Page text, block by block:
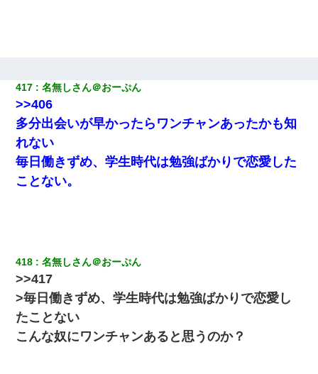
子供の頃、母の弟にイタズラされてて中学に入ってから関係を持
ってしまった。拒絶したら「全部バラしてやる」と脅迫されたの
で両親に全部話した。
彼女との行為を録画した結果→衝撃の事実が判明したｗｗｗｗｗ
ｗ
スマホを与えられて、中学卒業する頃にはすっかり女叩きに洗脳
された弟が、大学進学のために一人暮らししたいと言い出した。
姉旦那の友達「ほんとのパパだよ～」私のお腹を触ってほざく。
→思わず手を叩いて振り払ったら…
417 名無しさん＠おーぷん
>>406
多分出会いが早かったらワンチャンあったかも知
れない
毎日働きずめ、学生時代は勉強ばかりで恋愛した
ことない。
418 名無しさん＠おーぷん
>>417
>毎日働きずめ、学生時代は勉強ばかりで恋愛し
たことない
こんな奴にワンチャンあると思うのか？